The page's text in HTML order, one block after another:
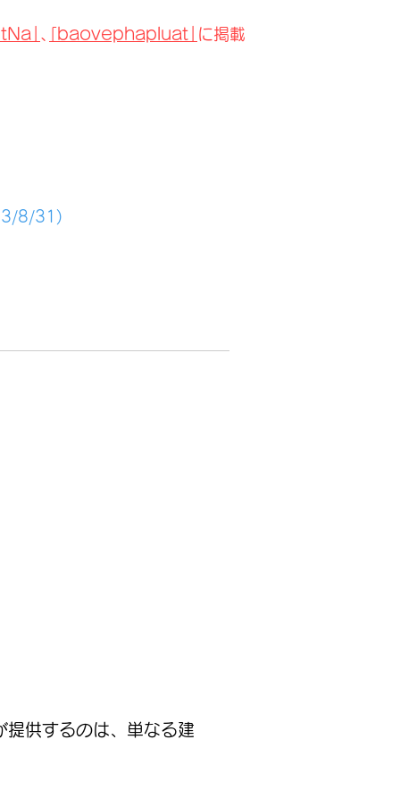
｣ ､ baovephapluat｣ に掲載
8/31)
提供するのは、単なる建